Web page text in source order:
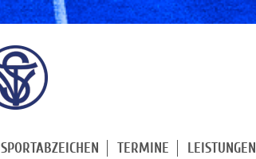
SPORTABZEICHEN TERMINE LEISTUNGEN